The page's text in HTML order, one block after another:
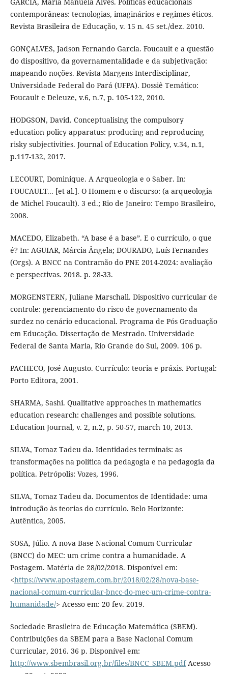
contemporâneas: tecnologias, imaginários e regimes éticos.
Revista Brasileira de Educação, v. 15 n. 45 set./dez. 2010.
GONÇALVES, Jadson Fernando Garcia. Foucault e a questão
do dispositivo, da governamentalidade e da subjetivação:
mapeando noções. Revista Margens Interdisciplinar,
Universidade Federal do Pará (UFPA). Dossiê Temático:
Foucault e Deleuze, v.6, n.7, p. 105-122, 2010.
HODGSON, David. Conceptualising the compulsory
education policy apparatus: producing and reproducing
risky subjectivities. Journal of Education Policy, v.34, n.1,
p.117-132, 2017.
LECOURT, Dominique. A Arqueologia e o Saber. In:
FOUCAULT... [et al.]. O Homem e o discurso: (a arqueologia
de Michel Foucault). 3 ed.; Rio de Janeiro: Tempo Brasileiro,
2008.
MACEDO, Elizabeth. “A base é a base”. E o currículo, o que
é? In: AGUIAR, Márcia Ângela; DOURADO, Luís Fernandes
(Orgs). A BNCC na Contramão do PNE 2014-2024: avaliação
e perspectivas. 2018. p. 28-33.
MORGENSTERN, Juliane Marschall. Dispositivo curricular de
controle: gerenciamento do risco de governamento da
surdez no cenário educacional. Programa de Pós Graduação
em Educação. Dissertação de Mestrado. Universidade
Federal de Santa Maria, Rio Grande do Sul, 2009. 106 p.
PACHECO, José Augusto. Currículo: teoria e práxis. Portugal:
Porto Editora, 2001.
SHARMA, Sashi. Qualitative approaches in mathematics
education research: challenges and possible solutions.
Education Journal, v. 2, n.2, p. 50-57, march 10, 2013.
SILVA, Tomaz Tadeu da. Identidades terminais: as
transformações na política da pedagogia e na pedagogia da
política. Petrópolis: Vozes, 1996.
SILVA, Tomaz Tadeu da. Documentos de Identidade: uma
introdução às teorias do currículo. Belo Horizonte:
Autêntica, 2005.
SOSA, Júlio. A nova Base Nacional Comum Curricular
(BNCC) do MEC: um crime contra a humanidade. A
Postagem. Matéria de 28/02/2018. Disponível em:
<https://www.apostagem.com.br/2018/02/28/nova-base-
nacional-comum-curricular-bncc-do-mec-um-crime-contra-
humanidade/> Acesso em: 20 fev. 2019.
Sociedade Brasileira de Educação Matemática (SBEM).
Contribuições da SBEM para a Base Nacional Comum
Curricular, 2016. 36 p. Disponível em:
http://www.sbembrasil.org.br/files/BNCC_SBEM.pdfAcesso